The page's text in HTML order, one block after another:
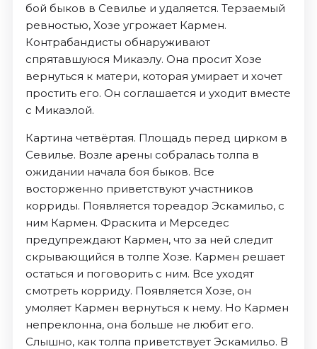
бой быков в Севилье и удаляется. Терзаемый
ревностью, Хозе угрожает Кармен.
Контрабандисты обнаруживают
спрятавшуюся Микаэлу. Она просит Хозе
вернуться к матери, которая умирает и хочет
простить его. Он соглашается и уходит вместе
с Микаэлой.
Картина четвёртая. Площадь перед цирком в
Севилье. Возле арены собралась толпа в
ожидании начала боя быков. Все
восторженно приветствуют участников
корриды. Появляется тореадор Эскамильо, с
ним Кармен. Фраскита и Мерседес
предупреждают Кармен, что за ней следит
скрывающийся в толпе Хозе. Кармен решает
остаться и поговорить с ним. Все уходят
смотреть корриду. Появляется Хозе, он
умоляет Кармен вернуться к нему. Но Кармен
непреклонна, она больше не любит его.
Слышно, как толпа приветствует Эскамильо. В